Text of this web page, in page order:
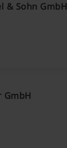
& Sohn GmbH
GmbH